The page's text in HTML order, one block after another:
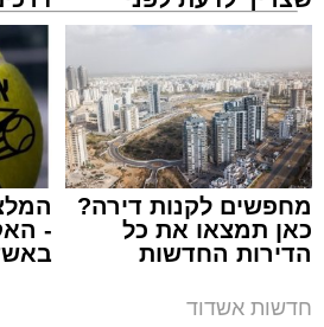
מערכת האתר / 15:39 07.08.26
שמגישים הצעה לדירה
מחפשים לקנות דירה?
כאן תמצאו את כל
הדירות החדשות
-
חדשות אשדוד